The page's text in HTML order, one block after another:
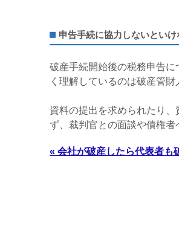
申告手続に協力しないといけ
破産手続開始後の税務申告
く理解しているのは破産管
資料の提出を求められたり
ず、裁判官との面談や債権者
« 会社が破産したら代表者も